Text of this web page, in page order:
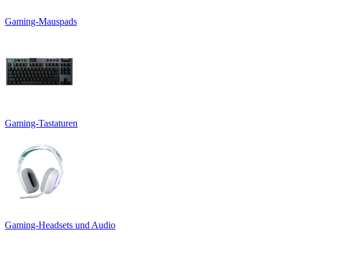
Gaming-Mauspads
Gaming-Tastaturen
Gaming-Headsets und Audio